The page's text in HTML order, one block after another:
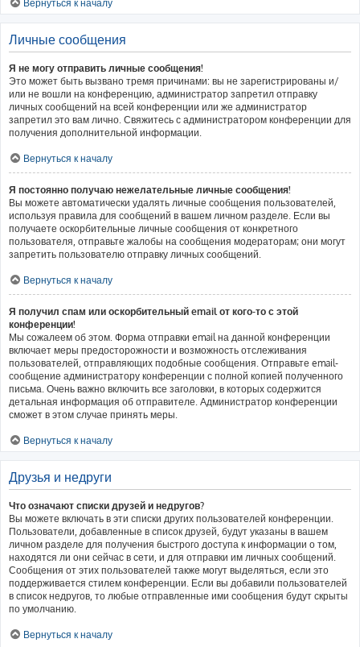
Вернуться к началу
Личные сообщения
Я не могу отправить личные сообщения!
Это может быть вызвано тремя причинами: вы не зарегистрированы и/
или не вошли на конференцию, администратор запретил отправку
личных сообщений на всей конференции или же администратор
запретил это вам лично. Свяжитесь с администратором конференции для
получения дополнительной информации.
Вернуться к началу
Я постоянно получаю нежелательные личные сообщения!
Вы можете автоматически удалять личные сообщения пользователей,
используя правила для сообщений в вашем личном разделе. Если вы
получаете оскорбительные личные сообщения от конкретного
пользователя, отправьте жалобы на сообщения модераторам; они могут
запретить пользователю отправку личных сообщений.
Вернуться к началу
Я получил спам или оскорбительный email от кого-то с этой
конференции!
Мы сожалеем об этом. Форма отправки email на данной конференции
включает меры предосторожности и возможность отслеживания
пользователей, отправляющих подобные сообщения. Отправьте email-
сообщение администратору конференции с полной копией полученного
письма. Очень важно включить все заголовки, в которых содержится
детальная информация об отправителе. Администратор конференции
сможет в этом случае принять меры.
Вернуться к началу
Друзья и недруги
Что означают списки друзей и недругов?
Вы можете включать в эти списки других пользователей конференции.
Пользователи, добавленные в список друзей, будут указаны в вашем
личном разделе для получения быстрого доступа к информации о том,
находятся ли они сейчас в сети, и для отправки им личных сообщений.
Сообщения от этих пользователей также могут выделяться, если это
поддерживается стилем конференции. Если вы добавили пользователей
в список недругов, то любые отправленные ими сообщения будут скрыты
по умолчанию.
Вернуться к началу